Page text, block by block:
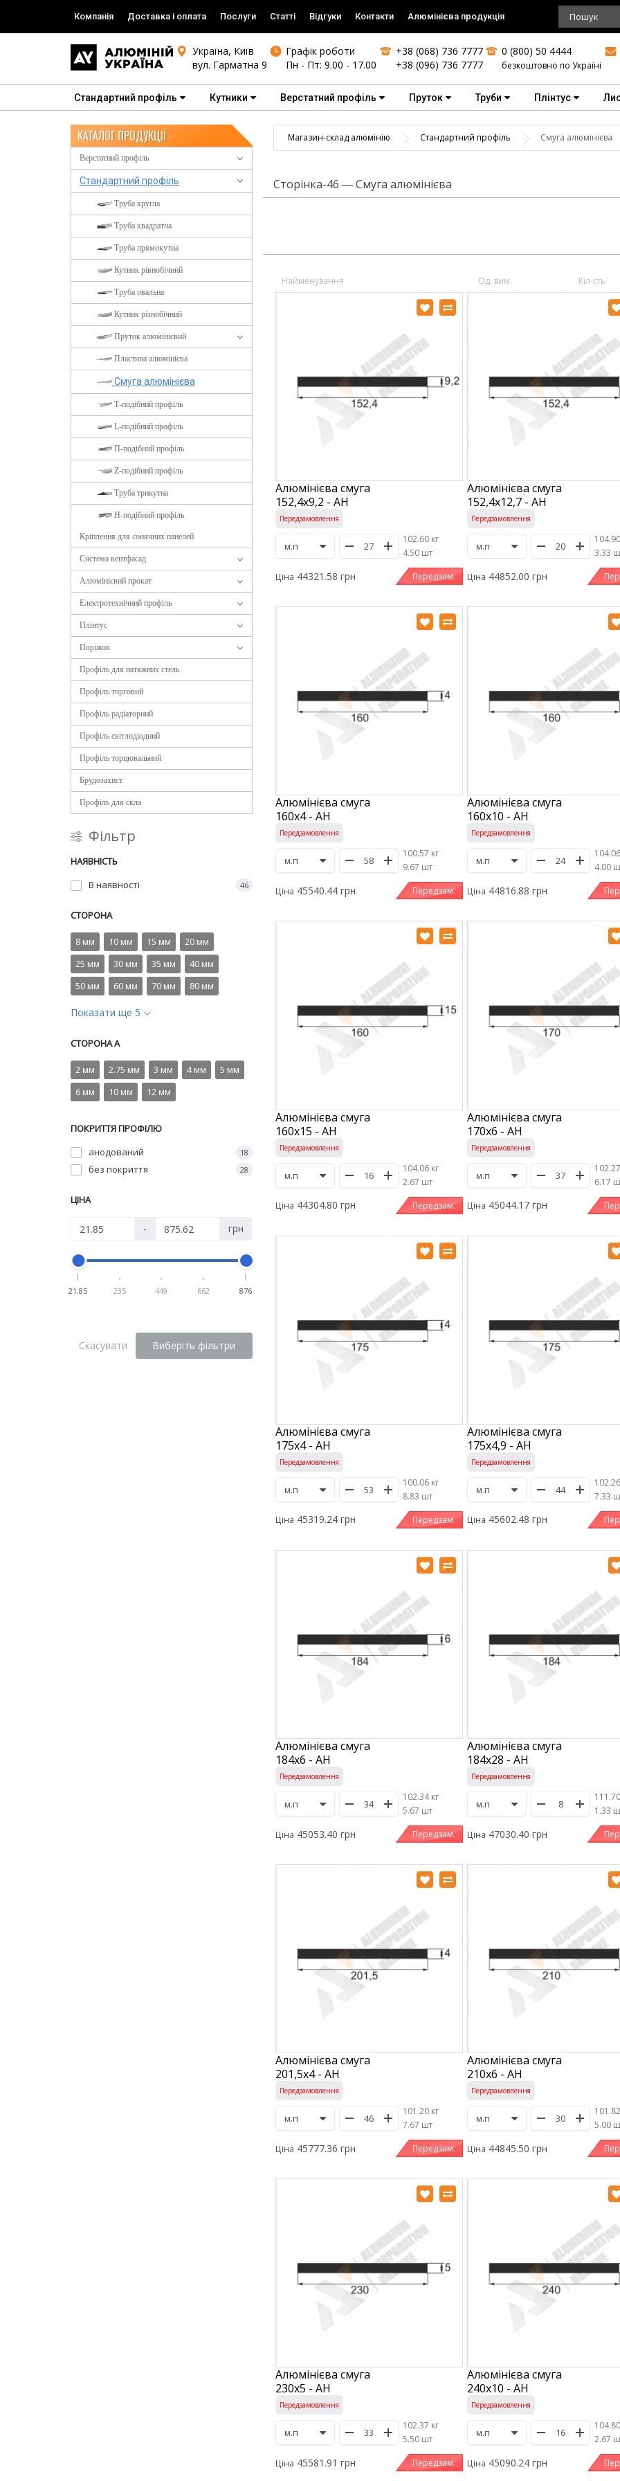
Компанія Доставка і оплата Послуги Статті Відгуки Контакти Алюмінієва продукція
Україна, Київ
вул. Гарматна 9
Графік роботи
Пн - Пт: 9.00 - 17.00
+38 (068) 736 7777
+38 (096) 736 7777
0 (800) 50 4444
безкоштовно по Україні
Стандартний профіль Кутники Верстатний профіль Пруток Труби Плінтус
КАТАЛОГ ПРОДУКЦІЇ
Верстатний профіль
Стандартний профіль
Труба кругла
Труба квадратна
Труба прямокутна
Кутник рівнобічний
Труба овальна
Кутник різнобічний
Пруток алюмінієвий
Пластина алюмінієва
Смуга алюмінієва
Т-подібний профіль
L-подібний профіль
П-подібний профіль
Z-подібний профіль
Труба трикутна
H-подібний профіль
Кріплення для сонячних панелей
Система вентфасад
Алюмінієвий прокат
Електротехнічний профіль
Плінтус
Поріжок
Профіль для натяжних стель
Профіль торговий
Профіль радіаторний
Профіль світлодіодний
Профіль торцювальний
Брудозахист
Профіль для скла
Фільтр
НАЯВНІСТЬ
В наявності
46
СТОРОНА
8 мм 10 мм 15 мм
20 мм
25 мм
30 мм 35 мм
40 мм
50 мм
60 мм 70 мм 80 мм
Показати ще 5
СТОРОНА A
2 мм 2.75 мм 3 мм 4 мм
5 мм
6 мм
10 мм 12 мм
ПОКРИТТЯ ПРОФІЛЮ
анодований
18
без покриття 28
ЦІНА
- грн
21,85 235 449 662 876
Скасувати Виберіть фільтри
Магазин-склад алюмінію Стандартний профіль Смуга алюмінієва
Сторінка-46 ― Смуга алюмінієва
Найменування Од. вим. Кіл-сть
Алюмінієва смуга
152,4х9,2 - АН
Передзамовлення
102.60 кг
/4.50 шт
Ціна 44321.58 грн Передзам.
Алюмінієва смуга
152,4х12,7 - АН
Передзамовлення
/3.33
Ціна 44852.00 грн
Алюмінієва смуга
160х4 - АН
Передзамовлення
100.57 кг
/9.67 шт
Ціна 45540.44 грн Передзам.
Алюмінієва смуга
160х10 - АН
Передзамовлення
/4.00
Ціна 44816.88 грн
Алюмінієва смуга
160х15 - АН
Передзамовлення
104.06 кг
/2.67 шт
Ціна 44304.80 грн Передзам.
Алюмінієва смуга
170х6 - АН
Передзамовлення
/6.17
Ціна 45044.17 грн
Алюмінієва смуга
175х4 - АН
Передзамовлення
100.06 кг
/8.83 шт
Ціна 45319.24 грн Передзам.
Алюмінієва смуга
175х4,9 - АН
Передзамовлення
/7.33
Ціна 45602.48 грн
Алюмінієва смуга
184х6 - АН
Передзамовлення
102.34 кг
/5.67 шт
Ціна 45053.40 грн Передзам.
Алюмінієва смуга
184х28 - АН
Передзамовлення
/1.33
Ціна 47030.40 грн
Алюмінієва смуга
201,5х4 - АН
Передзамовлення
101.20 кг
/7.67 шт
Ціна 45777.36 грн Передзам.
Алюмінієва смуга
210х6 - АН
Передзамовлення
/5.00
Ціна 44845.50 грн
Алюмінієва смуга
230х5 - АН
Передзамовлення
102.37 кг
/5.50 шт
Ціна 45581.91 грн Передзам.
Алюмінієва смуга
240х10 - АН
Передзамовлення
/2.67
Ціна 45090.24 грн